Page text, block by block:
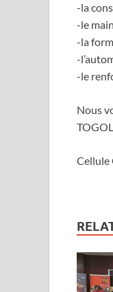
-la
-le
-la
-
-le
Nous
Cellule